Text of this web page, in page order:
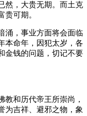
然，大贵无期。而土克
贵可期。
涌，事业方面将会面临
本命年，因犯太岁，各
金钱的问题，切记不要
教和历代帝王所崇尚，
为吉祥、避邪之物，象